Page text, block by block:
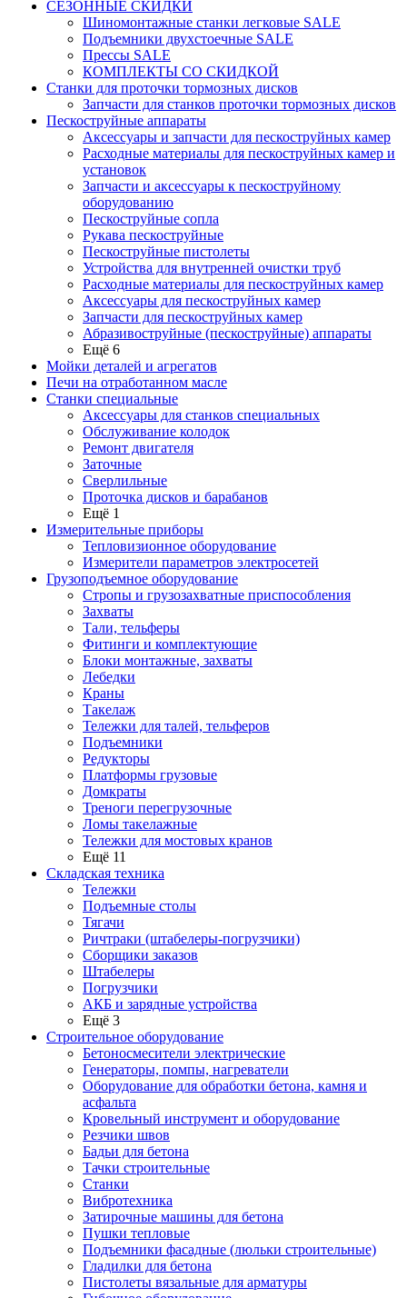
СЕЗОННЫЕ СКИДКИ
Шиномонтажные станки легковые SALE
Подъемники двухстоечные SALE
Прессы SALE
КОМПЛЕКТЫ СО СКИДКОЙ
Станки для проточки тормозных дисков
Запчасти для станков проточки тормозных дисков
Пескоструйные аппараты
Аксессуары и запчасти для пескоструйных камер
Расходные материалы для пескоструйных камер и
установок
Запчасти и аксессуары к пескоструйному
оборудованию
Пескоструйные сопла
Рукава пескоструйные
Пескоструйные пистолеты
Устройства для внутренней очистки труб
Расходные материалы для пескоструйных камер
Аксессуары для пескоструйных камер
Запчасти для пескоструйных камер
Абразивоструйные (пескоструйные) аппараты
Ещё 6
Мойки деталей и агрегатов
Печи на отработанном масле
Станки специальные
Аксессуары для станков специальных
Обслуживание колодок
Ремонт двигателя
Заточные
Сверлильные
Проточка дисков и барабанов
Ещё 1
Измерительные приборы
Тепловизионное оборудование
Измерители параметров электросетей
Грузоподъемное оборудование
Стропы и грузозахватные приспособления
Захваты
Тали, тельферы
Фитинги и комплектующие
Блоки монтажные, захваты
Лебедки
Краны
Такелаж
Тележки для талей, тельферов
Подъемники
Редукторы
Платформы грузовые
Домкраты
Треноги перегрузочные
Ломы такелажные
Тележки для мостовых кранов
Ещё 11
Складская техника
Тележки
Подъемные столы
Тягачи
Ричтраки (штабелеры-погрузчики)
Сборщики заказов
Штабелеры
Погрузчики
АКБ и зарядные устройства
Ещё 3
Строительное оборудование
Бетоносмесители электрические
Генераторы, помпы, нагреватели
Оборудование для обработки бетона, камня и
асфальта
Кровельный инструмент и оборудование
Резчики швов
Бадьи для бетона
Тачки строительные
Станки
Вибротехника
Затирочные машины для бетона
Пушки тепловые
Подъемники фасадные (люльки строительные)
Гладилки для бетона
Пистолеты вязальные для арматуры